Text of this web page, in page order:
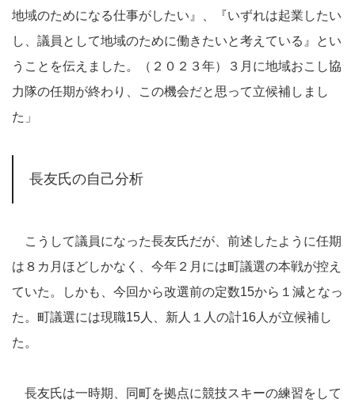
地域のためになる仕事がしたい』、『いずれは起業したい
し、議員として地域のために働きたいと考えている』とい
うことを伝えました。（２０２３年）３月に地域おこし協
力隊の任期が終わり、この機会だと思って立候補しまし
た」
長友氏の自己分析
こうして議員になった長友氏だが、前述したように任期
は８カ月ほどしかなく、今年２月には町議選の本戦が控え
ていた。しかも、今回から改選前の定数15から１減となっ
た。町議選には現職15人、新人１人の計16人が立候補し
た。
長友氏は一時期、同町を拠点に競技スキーの練習をして